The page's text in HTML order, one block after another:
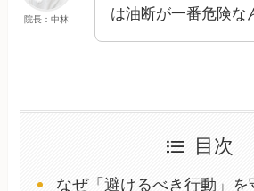
院長：中林
は油断が一番危険な
目次
なぜ「避けるべき行動」